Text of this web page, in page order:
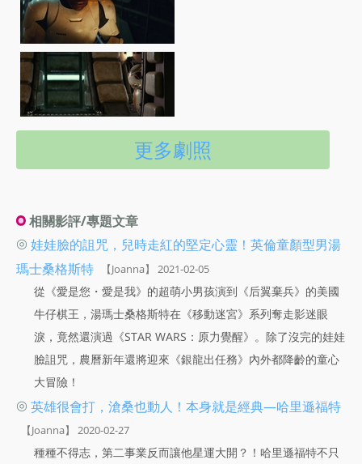
更多劇照
相關影評/專題文章
◎ 娃娃臉的詛咒，兒時走紅的堅定心靈！英倫童顏型男湯
瑪士桑格斯特
【Joanna】 2021-02-05
從《愛是您・愛是我》的超萌小男孩演到《后翼棄兵》的美國
牛仔棋王，湯瑪士桑格斯特在《移動迷宮》系列奪走影迷眼
淚，竟然還演過《STAR WARS：原力覺醒》。除了沒完的娃娃
臉詛咒，農曆新年還將迎來《銀龍出任務》內外都降齡的童心
大冒險！
◎ 英雄很會打，滄桑也動人！本身就是經典—哈里遜福特
【Joanna】 2020-02-27
種種不得志，第二事業反而讓他星運大開？！哈里遜福特不只